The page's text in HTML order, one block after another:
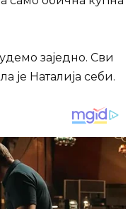
заједно. Сви
је Наталија себи.